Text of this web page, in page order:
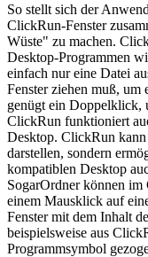
So stellt sich der
ClickRun-Fenster
Wüste" zu machen.
Desktop-Programmen
einfach nur eine Datei
Fenster ziehen muß, um
genügt ein Doppelklick,
ClickRun funktioniert
Desktop. ClickRun kann
darstellen, sondern
kompatiblen Desktop
SogarOrdner können
einem Mausklick auf
Fenster mit dem Inhalt
beispielsweise aus
Programmsymbol